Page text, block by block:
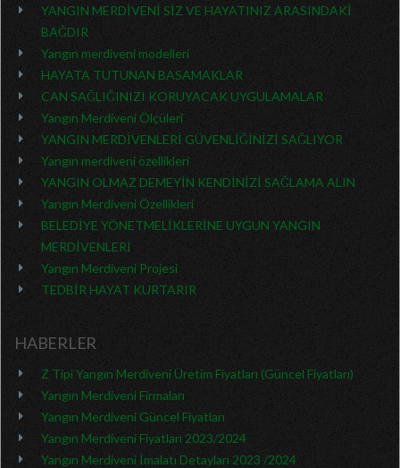
YANGIN MERDİVENİ SİZ VE HAYATINIZ ARASINDAKİ
BAĞDIR
Yangın merdiveni modelleri
HAYATA TUTUNAN BASAMAKLAR
CAN SAĞLIĞINIZI KORUYACAK UYGULAMALAR
Yangın Merdiveni Ölçüleri
YANGIN MERDİVENLERİ GÜVENLİĞİNİZİ SAĞLIYOR
Yangın merdiveni özellikleri
YANGIN OLMAZ DEMEYİN KENDİNİZİ SAĞLAMA ALIN
Yangın Merdiveni Özellikleri
BELEDİYE YÖNETMELİKLERİNE UYGUN YANGIN
MERDİVENLERİ
Yangın Merdiveni Projesi
TEDBİR HAYAT KURTARIR
HABERLER
Z Tipi Yangın Merdiveni Üretim Fiyatları (Güncel Fiyatları)
Yangın Merdiveni Firmaları
Yangın Merdiveni Güncel Fiyatları
Yangın Merdiveni Fiyatları 2023/2024
Yangın Merdiveni İmalatı Detayları 2023 /2024